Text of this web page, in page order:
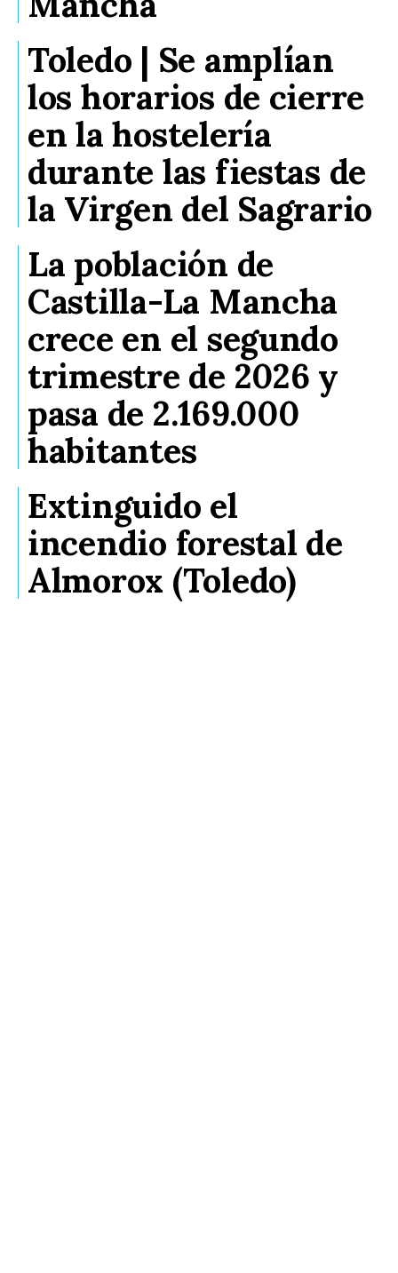
Toledo | Se amplían
los horarios de cierre
en la hostelería
durante las fiestas de
la Virgen del Sagrario
La población de
Castilla-La Mancha
crece en el segundo
trimestre de 2026 y
pasa de 2.169.000
habitantes
Extinguido el
incendio forestal de
Almorox (Toledo)